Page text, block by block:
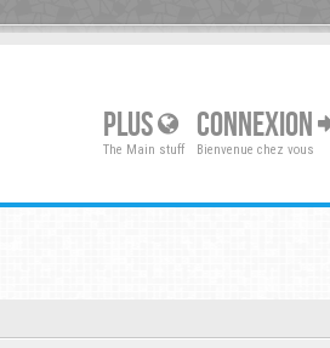
PLUS
The Main stuff
CONNEXION
Bienvenue chez vous